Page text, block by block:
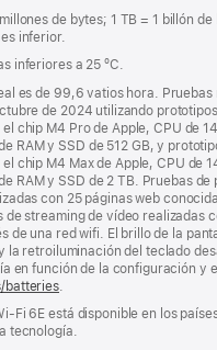
de bytes; 1 TB = 1 billón
inferior.
inferiores a 25 ºC.
es de 99,6 vatios hora. Pruebas
de 2024 utilizando
chip M4 Pro de Apple, CPU de
RAM y SSD de 512 GB, y
chip M4 Max de Apple, CPU de
RAM y SSD de 2 TB. Pruebas
con 25 páginas web
de streaming de vídeo realizadas
de una red wifi. El brillo de la
la retroiluminación del teclado
en función de la configuración y
batteries
6E está disponible en los
tecnología.